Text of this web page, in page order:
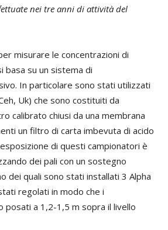
nei tre anni di attività del
misurare le concentrazioni di
basa su un sistema di
In particolare sono stati utilizzati
Uk) che sono costituiti da
calibrato chiusi da una membrana
un filtro di carta imbevuta di acido
di questi campionatori è
dei pali con un sostegno
dei quali sono stati installati 3 Alpha
regolati in modo che i
posati a 1,2-1,5 m sopra il livello